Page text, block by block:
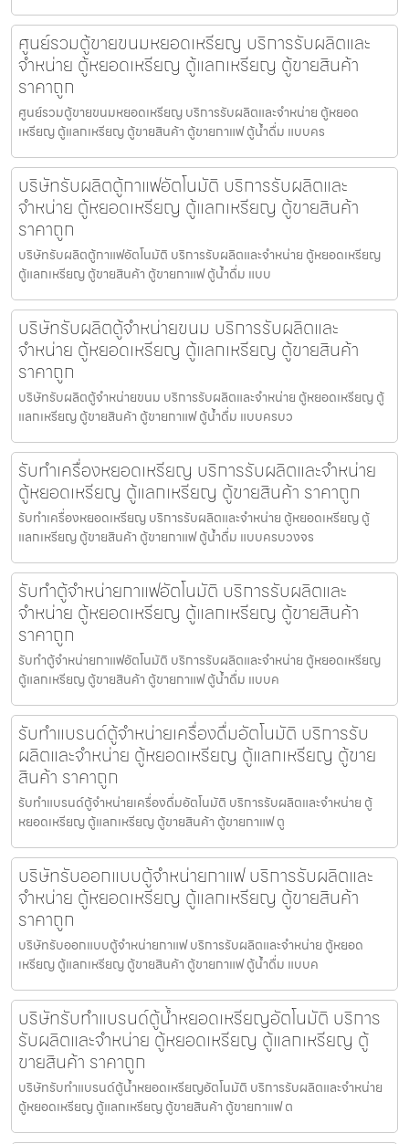
ศูนย์รวมตู้ขายขนมหยอดเหรียญ​ บริการรับผลิตและ
จำหน่าย ตู้หยอดเหรียญ ตู้แลกเหรียญ ตู้ขายสินค้า
ราคาถูก
ศูนย์รวมตู้ขายขนมหยอดเหรียญ​ บริการรับผลิตและจำหน่าย ตู้หยอด
เหรียญ ตู้แลกเหรียญ ตู้ขายสินค้า ตู้ขายกาแฟ ตู้น้ำดื่ม แบบคร
บริษัทรับผลิตตู้กาแฟ​อัตโนมัติ บริการรับผลิตและ
จำหน่าย ตู้หยอดเหรียญ ตู้แลกเหรียญ ตู้ขายสินค้า
ราคาถูก
บริษัทรับผลิตตู้กาแฟ​อัตโนมัติ บริการรับผลิตและจำหน่าย ตู้หยอดเหรียญ
ตู้แลกเหรียญ ตู้ขายสินค้า ตู้ขายกาแฟ ตู้น้ำดื่ม แบบ
บริษัทรับผลิตตู้จำหน่ายขนม บริการรับผลิตและ
จำหน่าย ตู้หยอดเหรียญ ตู้แลกเหรียญ ตู้ขายสินค้า
ราคาถูก
บริษัทรับผลิตตู้จำหน่ายขนม บริการรับผลิตและจำหน่าย ตู้หยอดเหรียญ ตู้
แลกเหรียญ ตู้ขายสินค้า ตู้ขายกาแฟ ตู้น้ำดื่ม แบบครบว
รับทำเครื่องหยอดเหรียญ บริการรับผลิตและจำหน่าย
ตู้หยอดเหรียญ ตู้แลกเหรียญ ตู้ขายสินค้า ราคาถูก
รับทำเครื่องหยอดเหรียญ บริการรับผลิตและจำหน่าย ตู้หยอดเหรียญ ตู้
แลกเหรียญ ตู้ขายสินค้า ตู้ขายกาแฟ ตู้น้ำดื่ม แบบครบวงจร
รับทำตู้จำหน่ายกาแฟ​อัตโนมัติ บริการรับผลิตและ
จำหน่าย ตู้หยอดเหรียญ ตู้แลกเหรียญ ตู้ขายสินค้า
ราคาถูก
รับทำตู้จำหน่ายกาแฟ​อัตโนมัติ บริการรับผลิตและจำหน่าย ตู้หยอดเหรียญ
ตู้แลกเหรียญ ตู้ขายสินค้า ตู้ขายกาแฟ ตู้น้ำดื่ม แบบค
รับทำแบรนด์ตู้จำหน่ายเครื่องดื่ม​อัตโนมัติ บริการรับ
ผลิตและจำหน่าย ตู้หยอดเหรียญ ตู้แลกเหรียญ ตู้ขาย
สินค้า ราคาถูก
รับทำแบรนด์ตู้จำหน่ายเครื่องดื่ม​อัตโนมัติ บริการรับผลิตและจำหน่าย ตู้
หยอดเหรียญ ตู้แลกเหรียญ ตู้ขายสินค้า ตู้ขายกาแฟ ตู
บริษัทรับออกแบบตู้จำหน่ายกาแฟ บริการรับผลิตและ
จำหน่าย ตู้หยอดเหรียญ ตู้แลกเหรียญ ตู้ขายสินค้า
ราคาถูก
บริษัทรับออกแบบตู้จำหน่ายกาแฟ บริการรับผลิตและจำหน่าย ตู้หยอด
เหรียญ ตู้แลกเหรียญ ตู้ขายสินค้า ตู้ขายกาแฟ ตู้น้ำดื่ม แบบค
บริษัทรับทำแบรนด์ตู้น้ำหยอดเหรียญ​อัตโนมัติ บริการ
รับผลิตและจำหน่าย ตู้หยอดเหรียญ ตู้แลกเหรียญ ตู้
ขายสินค้า ราคาถูก
บริษัทรับทำแบรนด์ตู้น้ำหยอดเหรียญ​อัตโนมัติ บริการรับผลิตและจำหน่าย
ตู้หยอดเหรียญ ตู้แลกเหรียญ ตู้ขายสินค้า ตู้ขายกาแฟ ต